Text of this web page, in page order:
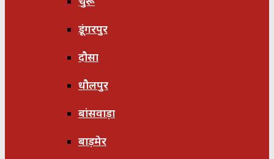
डूंगरपुर
दौसा
धौलपुर
बांसवाड़ा
बाड़मेर